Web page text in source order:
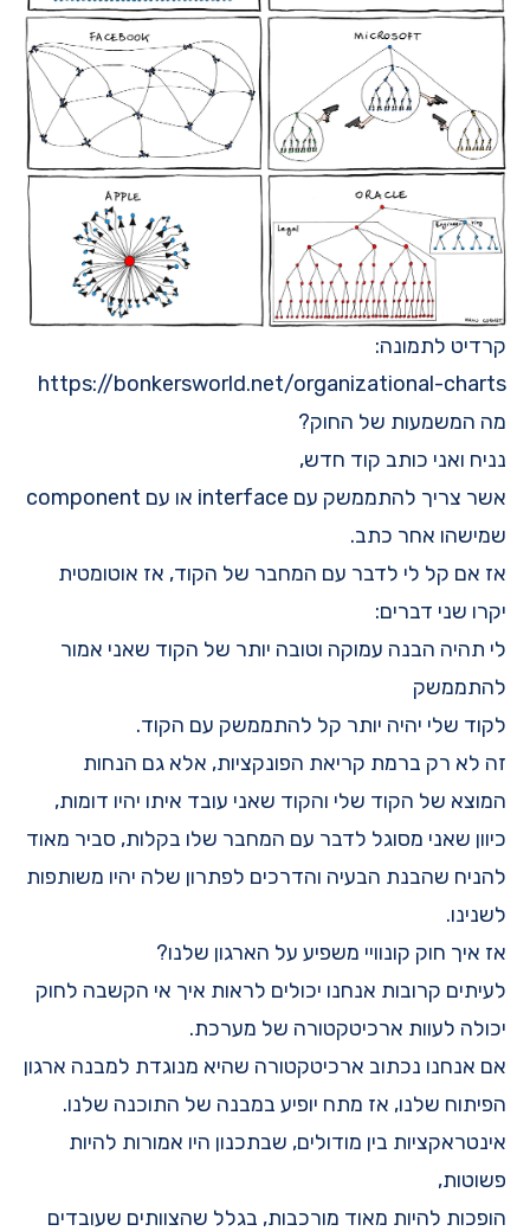
קרדיט לתמונה:
https://bonkersworld.net/organizational-charts
מה המשמעות של החוק?
נניח ואני כותב קוד חדש,
אשר צריך להתממשק עם interface או עם component
שמישהו אחר כתב.
אז אם קל לי לדבר עם המחבר של הקוד, אז אוטומטית
יקרו שני דברים:
לי תהיה הבנה עמוקה וטובה יותר של הקוד שאני אמור
להתממשק
לקוד שלי יהיה יותר קל להתממשק עם הקוד.
זה לא רק ברמת קריאת הפונקציות, אלא גם הנחות
המוצא של הקוד שלי והקוד שאני עובד איתו יהיו דומות,
כיוון שאני מסוגל לדבר עם המחבר שלו בקלות, סביר מאוד
להניח שהבנת הבעיה והדרכים לפתרון שלה יהיו משותפות
לשנינו.
אז איך חוק קונוויי משפיע על הארגון שלנו?
לעיתים קרובות אנחנו יכולים לראות איך אי הקשבה לחוק
יכולה לעוות ארכיטקטורה של מערכת.
אם אנחנו נכתוב ארכיטקטורה שהיא מנוגדת למבנה ארגון
הפיתוח שלנו, אז מתח יופיע במבנה של התוכנה שלנו.
אינטראקציות בין מודולים, שבתכנון היו אמורות להיות
פשוטות,
הופכות להיות מאוד מורכבות, בגלל שהצוותים שעובדים